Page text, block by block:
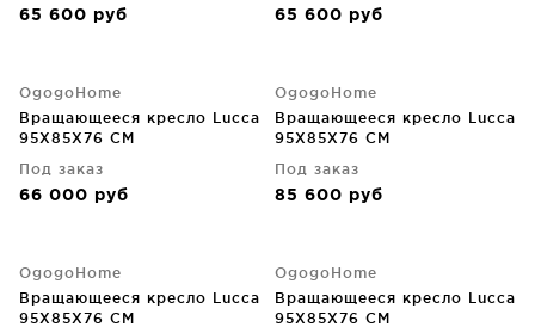
65 600 руб 65 600 руб
OgogoHome
Вращающееся кресло Lucca
95X85X76 CM
Под заказ
66 000 руб
OgogoHome
Вращающееся кресло Lucca
95X85X76 CM
Под заказ
85 600 руб
OgogoHome
Вращающееся кресло Lucca
95X85X76 CM
OgogoHome
Вращающееся кресло Lucca
95X85X76 CM